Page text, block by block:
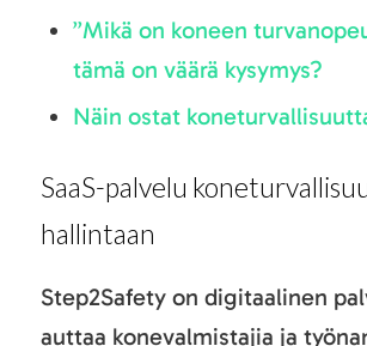
”Mikä on koneen
tämä on väärä kysymys?
Näin ostat
SaaS-palvelu
hallintaan
Step2Safety on digitaalinen
auttaa konevalmistajia ja